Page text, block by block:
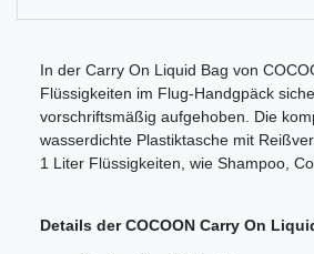
In der Carry On Liquid Bag von
Flüssigkeiten im Flug-Handgpäck
vorschriftsmäßig aufgehoben. Die
wasserdichte Plastiktasche mit
1 Liter Flüssigkeiten, wie Shampoo,
Details der COCOON Carry On